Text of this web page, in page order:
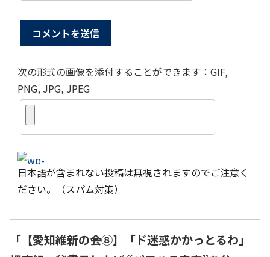
次の形式の画像を添付することができます：GIF,
PNG, JPG, JPEG
日本語が含まれない投稿は無視されますのでご注意く
ださい。（スパム対策）
「 【愛知維新の会⑧】「ド迷惑かかっとるわ」